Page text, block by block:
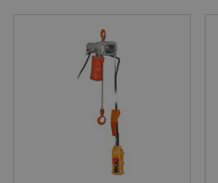
la que puede confiar.
para obtener más
de productos Elephant.